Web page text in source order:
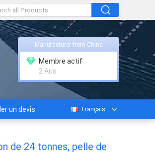
Manufacturer from China
Membre actif
2 Ans
un devis Français
de 24 tonnes, pelle de